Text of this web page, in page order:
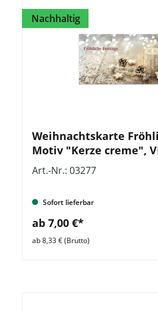
Nachhaltig
Weihnachtskarte
Motiv "Kerze creme",
Art.-Nr.: 03277
Sofort lieferbar
ab 7,00 €*
ab 8,33 € (Brutto)